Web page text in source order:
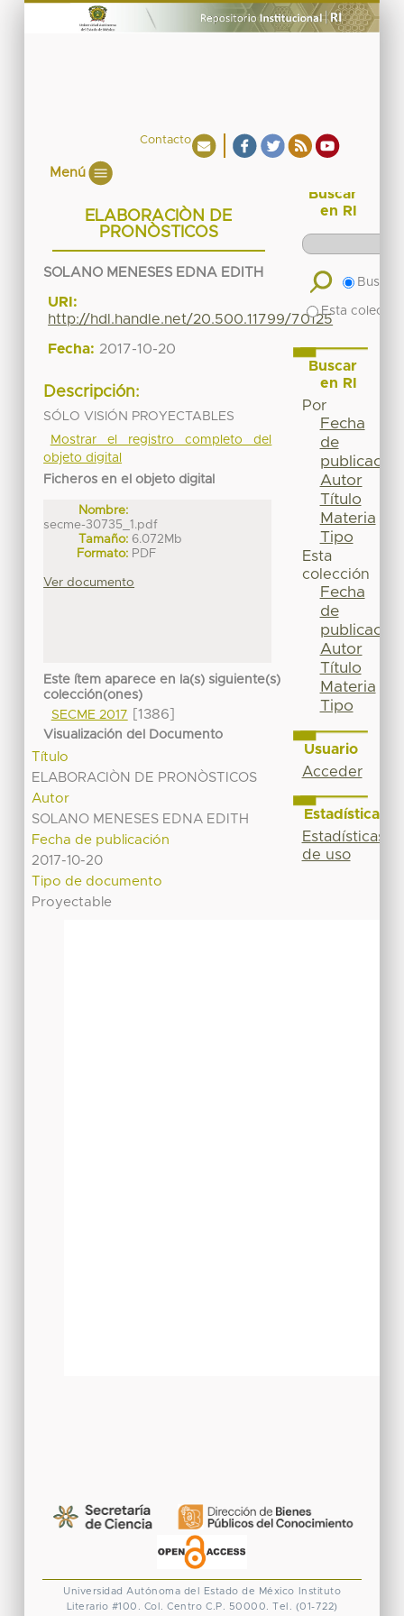
Contacto
Menú
ELABORACIÒN DE
PRONÒSTICOS
SOLANO MENESES EDNA EDITH
URI:
http://hdl.handle.net/20.500.11799/70125
Fecha: 2017-10-20
Descripción:
SÓLO VISIÓN PROYECTABLES
Mostrar el registro completo del
objeto digital
Ficheros en el objeto digital
Nombre:
secme-30735_1.pdf
Tamaño: 6.072Mb
Formato: PDF
Ver documento
Este ítem aparece en la(s) siguiente(s)
colección(ones)
SECME 2017
[1386]
Visualización del Documento
Título
ELABORACIÒN DE PRONÒSTICOS
Autor
SOLANO MENESES EDNA EDITH
Fecha de publicación
2017-10-20
Tipo de documento
Proyectable
Buscar
en RI
Buscar
Esta
Buscar
en RI
Por
Fecha
de
publicación
Autor
Título
Materia
Tipo
Esta
colección
Fecha
de
publicación
Autor
Título
Materia
Tipo
Usuario
Acceder
Estadísticas
Estadísticas
de uso
Universidad Autónoma del Estado de México
Instituto
Literario #100. Col. Centro C.P. 50000. Tel. (01-722)